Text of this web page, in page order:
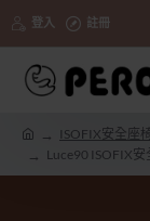
登入 註冊
ISOFIX安全座
Luce90 ISOFIX安